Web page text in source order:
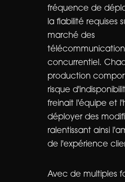
fréquence de
la fiabilité requises
marché des
concurrentiel.
production
risque
freinait l'équipe et
déployer des
ralentissant ainsi
de l'expérience
Avec de multiples